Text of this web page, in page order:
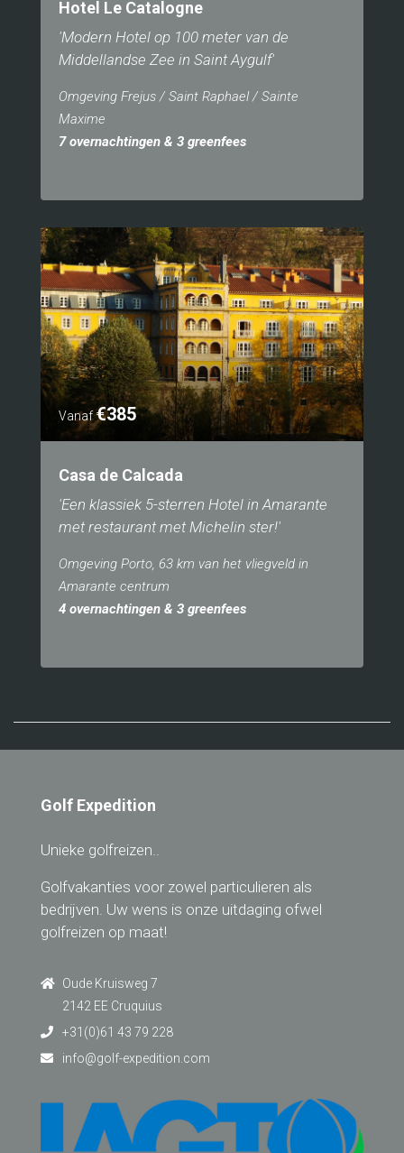
Hotel Le Catalogne
'Modern Hotel op 100 meter van de
Middellandse Zee in Saint Aygulf'
Omgeving Frejus / Saint Raphael / Sainte
Maxime
7 overnachtingen & 3 greenfees
Vanaf€385
Casa de Calcada
'Een klassiek 5-sterren Hotel in Amarante
met restaurant met Michelin ster!'
Omgeving Porto, 63 km van het vliegveld in
Amarante centrum
4 overnachtingen & 3 greenfees
Golf Expedition
Unieke golfreizen..
Golfvakanties voor zowel particulieren als
bedrijven. Uw wens is onze uitdaging ofwel
golfreizen op maat!
Oude Kruisweg 7
2142 EE Cruquius
+31(0)61 43 79 228
info@golf-expedition.com